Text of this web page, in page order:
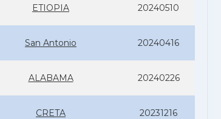
ETIOPIA 20240510
San Antonio 20240416
ALABAMA 20240226
CRETA 20231216